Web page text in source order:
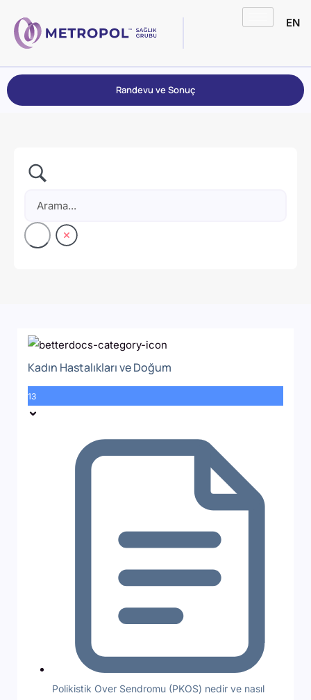
EN
Randevu ve Sonuç
Kadın Hastalıkları ve Doğum
13
Polikistik Over Sendromu (PKOS) nedir ve nasıl